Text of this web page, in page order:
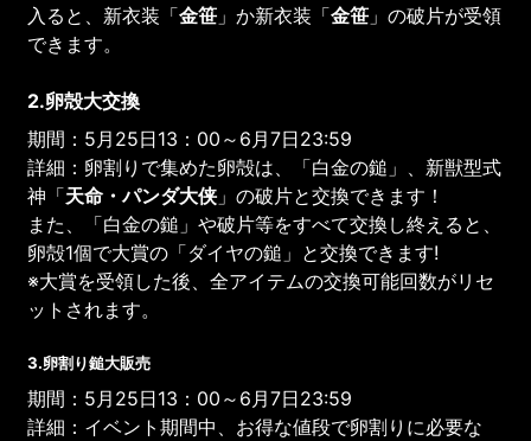
入ると、新衣装「金笹 」か新衣装「金笹 」の破片が受領
できます。
2.卵殻大交換
期間：5月25日13：00～6月7日23:59
詳細：卵割りで集めた卵殻は、「白金の鎚」、新獣型式
神「天命・パンダ大侠」の破片と交換できます！
また、「白金の鎚」や破片等をすべて交換し終えると、
卵殻1個で大賞の「ダイヤの鎚」と交換できます!
※大賞を受領した後、全アイテムの交換可能回数がリセ
ットされます。
3.卵割り鎚大販売
期間：5月25日13：00～6月7日23:59
詳細：イベント期間中、お得な値段で卵割りに必要な